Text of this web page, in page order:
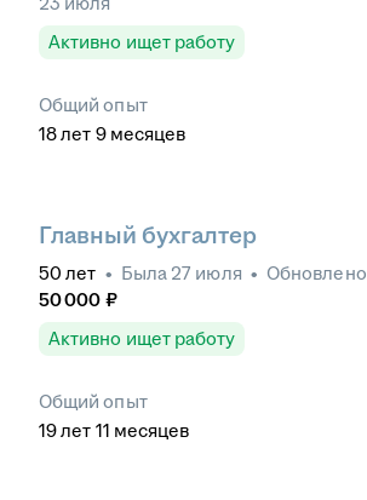
Активно ищет работу
Общий опыт
18лет 9 месяцев
Главный бухгалтер
50 лет • Была 27 июля • Обновлено
50 000 ₽
Активно ищет работу
Общий опыт
19лет 11 месяцев